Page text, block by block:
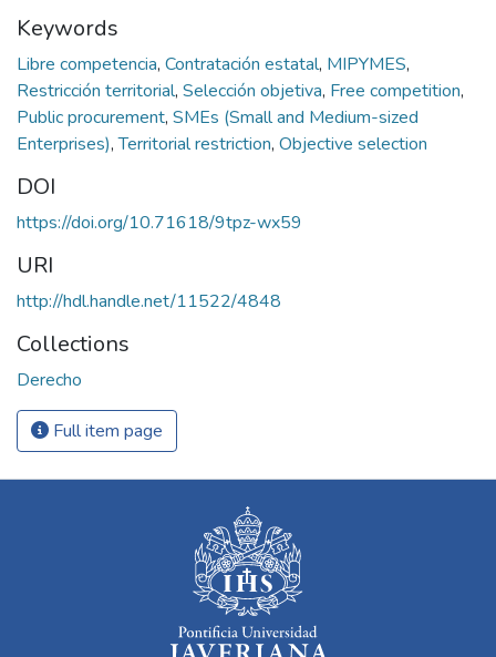
Keywords
Libre competencia, Contratación estatal, MIPYMES,
Restricción territorial, Selección objetiva, Free competition,
Public procurement, SMEs (Small and Medium-sized
Enterprises),Territorial restriction, Objective selection
DOI
https://doi.org/10.71618/9tpz-wx59
URI
http://hdl.handle.net/11522/4848
Collections
Derecho
Full item page